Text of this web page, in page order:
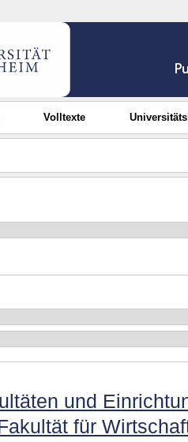
Volltexte
und
für